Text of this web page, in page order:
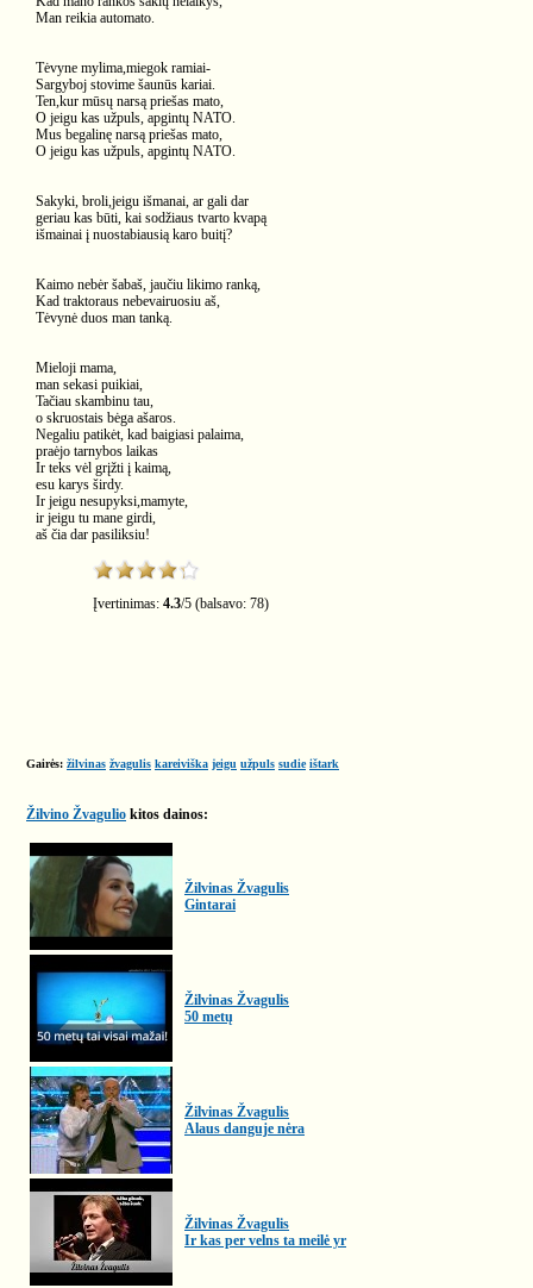
Man reikia automato.
Tėvyne mylima,miegok ramiai-
Sargyboj stovime šaunūs kariai.
Ten,kur mūsų narsą priešas mato,
O jeigu kas užpuls, apgintų NATO.
Mus begalinę narsą priešas mato,
O jeigu kas užpuls, apgintų NATO.
Sakyki, broli,jeigu išmanai, ar gali dar
geriau kas būti, kai sodžiaus tvarto kvapą
išmainai į nuostabiausią karo buitį?
Kaimo nebėr šabaš, jaučiu likimo ranką,
Kad traktoraus nebevairuosiu aš,
Tėvynė duos man tanką.
Mieloji mama,
man sekasi puikiai,
Tačiau skambinu tau,
o skruostais bėga ašaros.
Negaliu patikėt, kad baigiasi palaima,
praėjo tarnybos laikas
Ir teks vėl grįžti į kaimą,
esu karys širdy.
Ir jeigu nesupyksi,mamyte,
ir jeigu tu mane girdi,
aš čia dar pasiliksiu!
Įvertinimas: 4.3/5 (balsavo: 78)
Gairės: žilvinas žvagulis kareiviška jeigu užpuls sudie ištark
Žilvino Žvagulio kitos dainos:
Žilvinas Žvagulis
Gintarai
Žilvinas Žvagulis
50 metų
Žilvinas Žvagulis
Alaus danguje nėra
Žilvinas Žvagulis
Ir kas per velns ta meilė yr